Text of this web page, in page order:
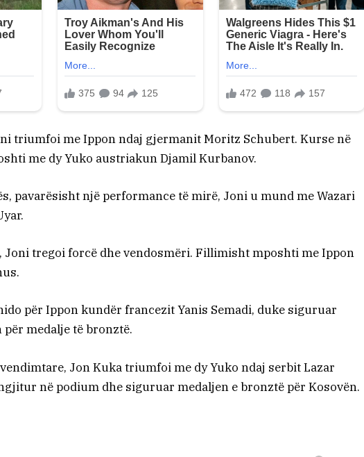
triumfoi me Ippon ndaj gjermanit Moritz Schubert. Kurse në
me dy Yuko austriakun Djamil Kurbanov.
pavarësisht një performance të mirë, Joni u mund me Wazari
Joni tregoi forcë dhe vendosmëri. Fillimisht mposhti me Ippon
për Ippon kundër francezit Yanis Semadi, duke siguruar
medalje të bronztë.
Jon Kuka triumfoi me dy Yuko ndaj serbit Lazar
në podium dhe siguruar medaljen e bronztë për Kosovën.